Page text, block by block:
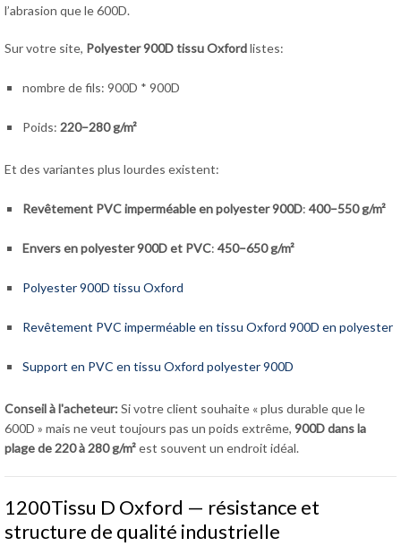
l’abrasion que le 600D.
Sur votre site, Polyester 900D tissu Oxfordlistes:
nombre de fils: 900D * 900D
Poids: 220–280 g/m²
Et des variantes plus lourdes existent:
Revêtement PVC imperméable en polyester 900D: 400–550 g/m²
Envers en polyester 900D et PVC: 450–650 g/m²
Polyester 900D tissu Oxford
Revêtement PVC imperméable en tissu Oxford 900D en polyester
Support en PVC en tissu Oxford polyester 900D
Conseil à l'acheteur:Si votre client souhaite « plus durable que le
600D » mais ne veut toujours pas un poids extrême, 900D dans la
plage de 220 à 280 g/m²est souvent un endroit idéal.
1200Tissu D Oxford — résistance et
structure de qualité industrielle